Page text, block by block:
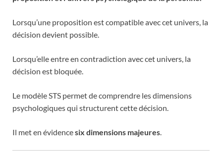
Lorsqu’une proposition est compatible avec cet univers, la
décision devient possible.
Lorsqu’elle entre en contradiction avec cet univers, la
décision est bloquée.
Le modèle STS permet de comprendre les dimensions
psychologiques qui structurent cette décision.
Il met en évidencesix dimensions majeures.